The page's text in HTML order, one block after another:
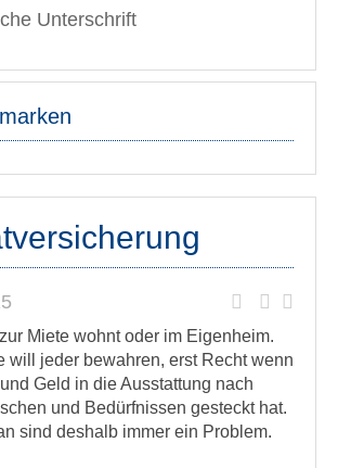
Unterschrift
Miete wohnt oder im Eigenheim.
will jeder bewahren, erst Recht wenn
Geld in die Ausstattung nach
und Bedürfnissen gesteckt hat.
sind deshalb immer ein Problem.